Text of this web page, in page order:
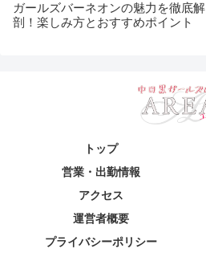
ガールズバーネオンの魅力を徹底解
剖！楽しみ方とおすすめポイント
トップ
営業・出勤情報
アクセス
運営者概要
プライバシーポリシー